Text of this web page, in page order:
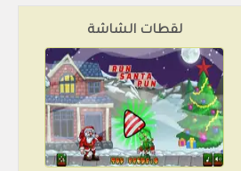
لقطات الشاشة